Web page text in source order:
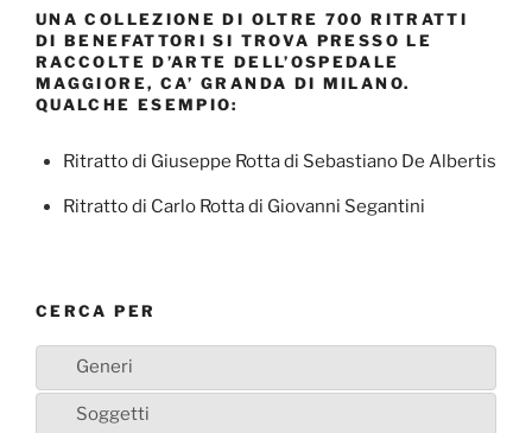
UNA COLLEZIONE DI OLTRE 700 RITRATTI
DI BENEFATTORI SI TROVA PRESSO LE
RACCOLTE D’ARTE DELL’OSPEDALE
MAGGIORE, CA’ GRANDA DI MILANO.
QUALCHE ESEMPIO:
Ritratto di Giuseppe Rotta di Sebastiano De Albertis
Ritratto di Carlo Rotta di Giovanni Segantini
CERCA PER
Generi
Soggetti